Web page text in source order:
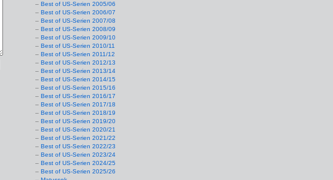
Best of US-Serien 2005/06
Best of US-Serien 2006/07
Best of US-Serien 2007/08
Best of US-Serien 2008/09
Best of US-Serien 2009/10
Best of US-Serien 2010/11
Best of US-Serien 2011/12
Best of US-Serien 2012/13
Best of US-Serien 2013/14
Best of US-Serien 2014/15
Best of US-Serien 2015/16
Best of US-Serien 2016/17
Best of US-Serien 2017/18
Best of US-Serien 2018/19
Best of US-Serien 2019/20
Best of US-Serien 2020/21
Best of US-Serien 2021/22
Best of US-Serien 2022/23
Best of US-Serien 2023/24
Best of US-Serien 2024/25
Best of US-Serien 2025/26